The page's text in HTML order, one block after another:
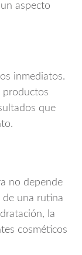
aspecto
inmediatos.
productos
que
no depende
una rutina
la
cosméticos